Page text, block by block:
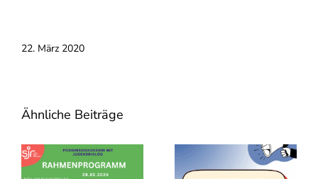
22. März 2020
Ähnliche Beiträge